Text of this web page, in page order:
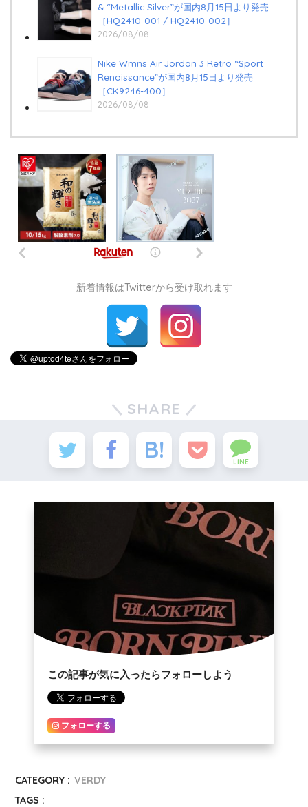
& “Metallic Silver”が国内8月15日より発売
［HQ2410-001 / HQ2410-002］
2026/08/08
Nike Wmns Air Jordan 3 Retro “Sport
Renaissance”が国内8月15日より発売
［CK9246-400］
2026/08/08
新着情報はTwitterから受け取れます
SHARE
LINE
この記事が気に入ったらフォローしよう
フォローする
CATEGORY : VERDY
TAGS :